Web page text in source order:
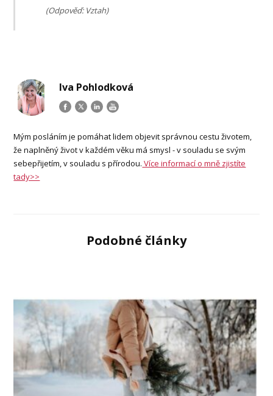
(Odpověď: Vztah)
Iva Pohlodková
Mým posláním je pomáhat lidem objevit správnou cestu životem,
že naplněný život v každém věku má smysl - v souladu se svým
sebepřijetím, v souladu s přírodou. Více informací o mně zjistíte
tady>>
Podobné články